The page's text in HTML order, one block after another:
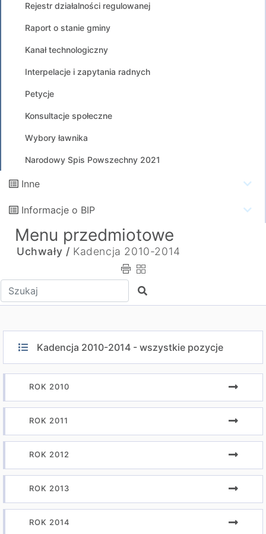
Rejestr działalności regulowanej
Raport o stanie gminy
Kanał technologiczny
Interpelacje i zapytania radnych
Petycje
Konsultacje społeczne
Wybory ławnika
Narodowy Spis Powszechny 2021
Inne
Informacje o BIP
Menu przedmiotowe
Uchwały / Kadencja 2010-2014
Wpisz tekst do wyszukania Szukaj
Kadencja 2010-2014 - wszystkie pozycje
ROK 2010
ROK 2011
ROK 2012
ROK 2013
ROK 2014